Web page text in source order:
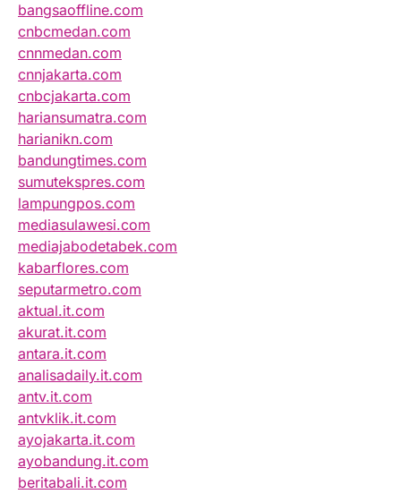
bangsaoffline.com
cnbcmedan.com
cnnmedan.com
cnnjakarta.com
cnbcjakarta.com
hariansumatra.com
harianikn.com
bandungtimes.com
sumutekspres.com
lampungpos.com
mediasulawesi.com
mediajabodetabek.com
kabarflores.com
seputarmetro.com
aktual.it.com
akurat.it.com
antara.it.com
analisadaily.it.com
antv.it.com
antvklik.it.com
ayojakarta.it.com
ayobandung.it.com
beritabali.it.com